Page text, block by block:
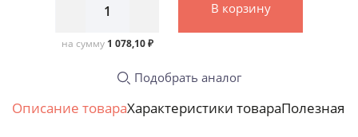
на сумму 1 078,10 ₽
В корзину
Подобрать аналог
Описание товараХарактеристики товараПолезная